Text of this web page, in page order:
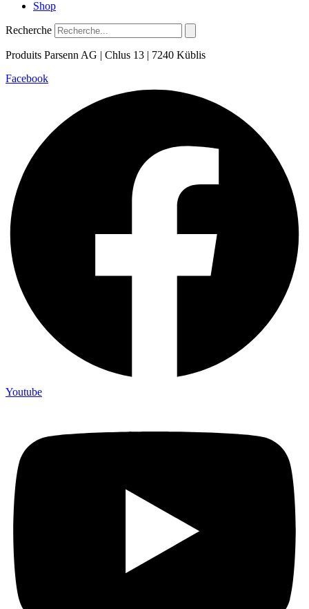
Shop
Recherche
Produits Parsenn AG | Chlus 13 | 7240 Küblis
Facebook
Youtube